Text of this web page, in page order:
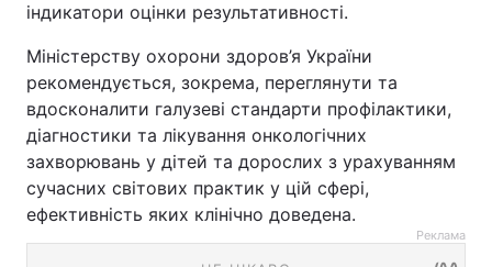
індикатори оцінки результативності.
Міністерству охорони здоров’я України
рекомендується, зокрема, переглянути та
вдосконалити галузеві стандарти профілактики,
діагностики та лікування онкологічних
захворювань у дітей та дорослих з урахуванням
сучасних світових практик у цій сфері,
ефективність яких клінічно доведена.
Реклама